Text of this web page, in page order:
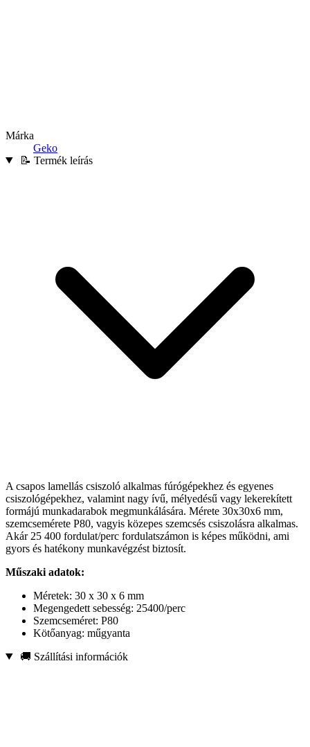
Márka
Geko
📝 Termék leírás
A csapos lamellás csiszoló alkalmas fúrógépekhez és egyenes
csiszológépekhez, valamint nagy ívű, mélyedésű vagy lekerekített
formájú munkadarabok megmunkálására. Mérete 30x30x6 mm,
szemcsemérete P80, vagyis közepes szemcsés csiszolásra alkalmas.
Akár 25 400 fordulat/perc fordulatszámon is képes működni, ami
gyors és hatékony munkavégzést biztosít.
Műszaki adatok:
Méretek: 30 x 30 x 6 mm
Megengedett sebesség: 25400/perc
Szemcseméret: P80
Kötőanyag: műgyanta
🚚 Szállítási információk